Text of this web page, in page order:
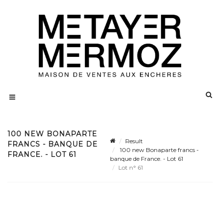
100 NEW BONAPARTE
FRANCS - BANQUE DE
FRANCE. - LOT 61
Result
100 new Bonaparte francs -
banque de France. - Lot 61
Lot n° 61